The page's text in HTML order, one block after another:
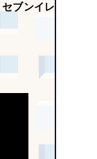
ブンイレ